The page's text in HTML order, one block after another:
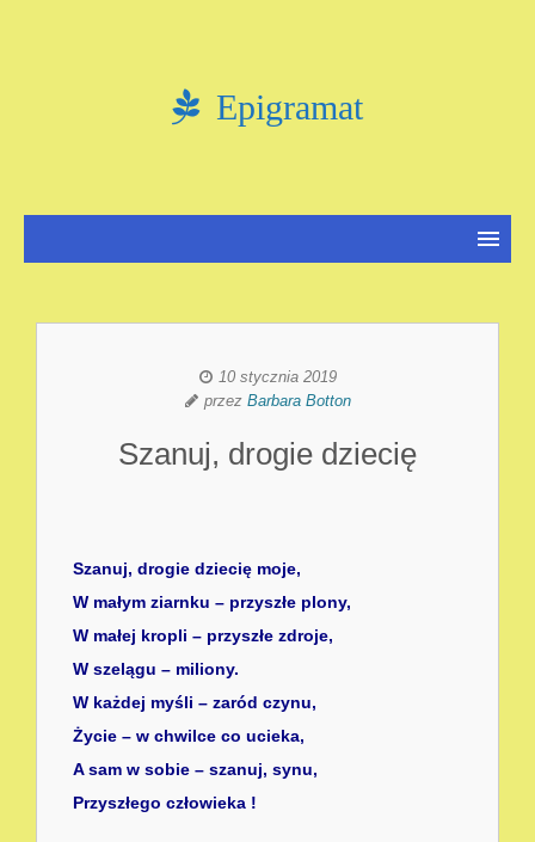
Epigramat
10 stycznia 2019
przez Barbara Botton
Szanuj, drogie dziecię
Szanuj, drogie dziecię moje,
W małym ziarnku – przyszłe plony,
W małej kropli – przyszłe zdroje,
W szelągu – miliony.
W każdej myśli – zaród czynu,
Życie – w chwilce co ucieka,
A sam w sobie – szanuj, synu,
Przyszłego człowieka !